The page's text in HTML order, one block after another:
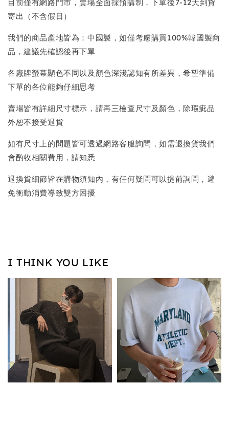
目前僅有網路門市，賣場全面採預購制，下單後7-12天到貨
寄出（不含假日）
我們的商品產地皆為：中國製，如僅考慮購買100%韓國製商
品，建議先確認後再下單
各廠牌螢幕顯色不同以及顏色深淺認知有所差異，希望準備
下單的各位能夠仔細思考
賣場皆有詳細尺寸標示，請再三檢查尺寸及顏色，除瑕疵品
外恕不接受退貨
如有尺寸上的問題皆可透過網路客服詢問，如需退換貨我們
會酌收相關費用，請知悉
退換貨細節皆在購物須知內，有任何疑問可以提前詢問，避
免衝動消費導致雙方困擾
I THINK YOU LIKE